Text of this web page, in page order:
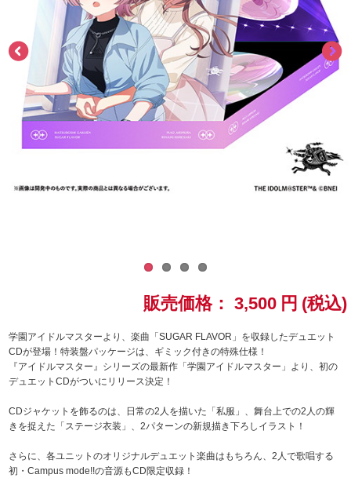
太鼓の達人
ACE COMBAT
パックマン
ナムコクラシック
ラブライブ！サンシャイン‼
ラブライブ！スーパースター!!
アイドリッシュセブン
販売価格： 3,500 円 (税込)
学園アイドルマスターより、楽曲「SUGAR FLAVOR」を収録したデュエット
CDが登場！特装盤パッケージは、ギミック付きの特殊仕様！
『アイドルマスター』シリーズの最新作「学園アイドルマスター」より、初の
デュエットCDがついにリリース決定！
CDジャケットを飾るのは、日常の2人を描いた「私服」、舞台上での2人の輝
きを捉えた「ステージ衣装」、2パターンの新規描き下ろしイラスト！
さらに、各ユニットのオリジナルデュエット楽曲はもちろん、2人で歌唱する
初・Campus mode!!の音源もCD限定収録！